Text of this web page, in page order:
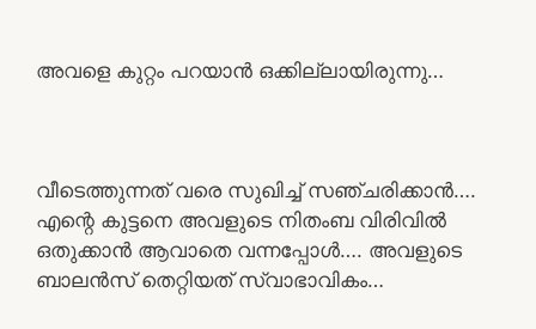
അവളെ കുറ്റം പറയാൻ ഒക്കില്ലായിരുന്നു…
വീടെത്തുന്നത് വരെ സുഖിച്ച് സഞ്ചരിക്കാൻ….
എന്റെ കുട്ടനെ അവളുടെ നിതംബ വിരിവിൽ
ഒതുക്കാൻ ആവാതെ വന്നപ്പോൾ…. അവളുടെ
ബാലൻസ് തെറ്റിയത് സ്വാഭാവികം…